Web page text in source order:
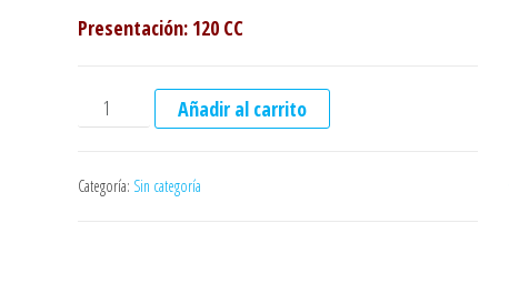
Presentación: 120 CC
ACEITE COSMETICO DE MARACUYA cantidad
Añadir al carrito
Categoría: Sin categoría